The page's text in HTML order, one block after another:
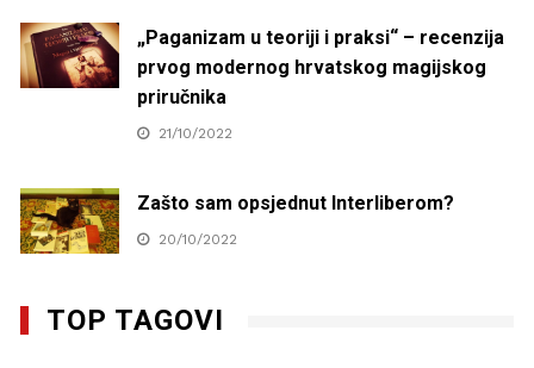
„Paganizam u teoriji i praksi“ – recenzija
prvog modernog hrvatskog magijskog
priručnika
21/10/2022
Zašto sam opsjednut Interliberom?
20/10/2022
TOP TAGOVI